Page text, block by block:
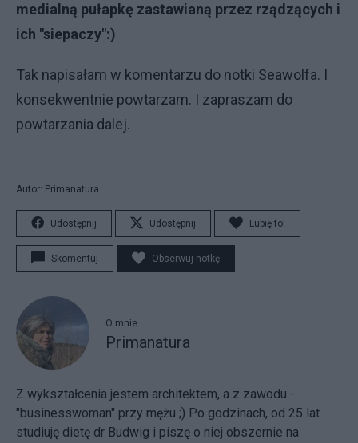
medialną pułapkę zastawianą przez rządzących i
ich "siepaczy":)
Tak napisałam w komentarzu do notki Seawolfa. I
konsekwentnie powtarzam. I zapraszam do
powtarzania dalej.
Autor: Primanatura
Udostępnij Udostępnij Lubię to!
Skomentuj Obserwuj notkę
O mnie
Primanatura
Z wykształcenia jestem architektem, a z zawodu -
"businesswoman" przy mężu ;) Po godzinach, od 25 lat
studiuję dietę dr Budwig i piszę o niej obszernie na